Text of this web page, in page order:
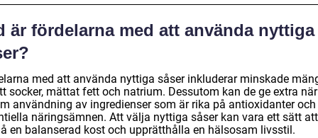
är fördelarna med att använda nyttiga
med att använda nyttiga såser inkluderar minskade
socker, mättat fett och natrium. Dessutom kan de ge extra
användning av ingredienser som är rika på antioxidanter och
näringsämnen. Att välja nyttiga såser kan vara ett sätt att
en balanserad kost och upprätthålla en hälsosam livsstil.